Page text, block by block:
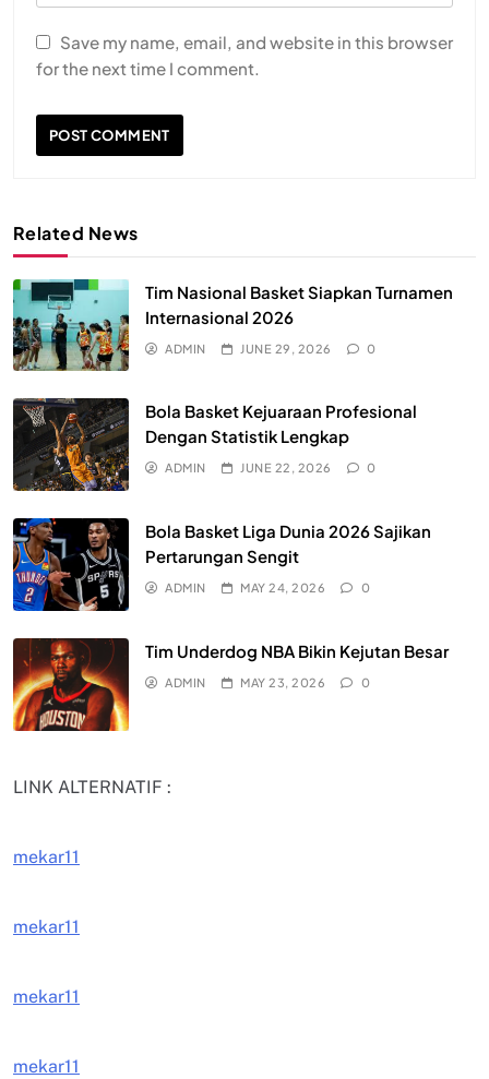
Save my name, email, and website in this browser
for the next time I comment.
Related News
Tim Nasional Basket Siapkan Turnamen
Internasional 2026
ADMIN JUNE 29, 2026 0
Bola Basket Kejuaraan Profesional
Dengan Statistik Lengkap
ADMIN JUNE 22, 2026 0
Bola Basket Liga Dunia 2026 Sajikan
Pertarungan Sengit
ADMIN MAY 24, 2026 0
Tim Underdog NBA Bikin Kejutan Besar
ADMIN MAY 23, 2026 0
LINK ALTERNATIF :
mekar11
mekar11
mekar11
mekar11